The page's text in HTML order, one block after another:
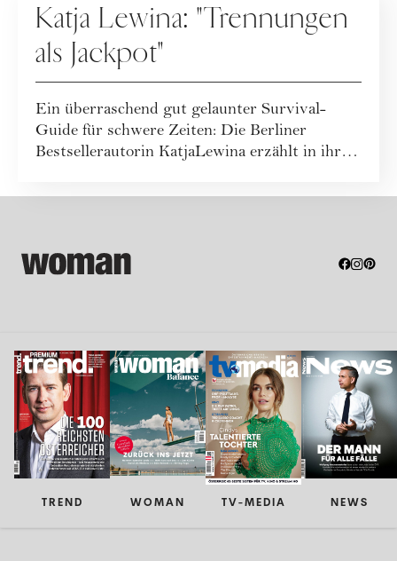
Katja Lewina: "Trennungen
als Jackpot"
Ein überraschend gut gelaunter Survival-
Guide für schwere Zeiten: Die Berliner
Bestsellerautorin KatjaLewina erzählt in ihrem
TREND WOMAN TV-MEDIA NEWS